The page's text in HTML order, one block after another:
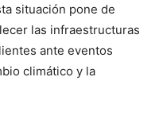
situación pone de
las infraestructuras
ante eventos
climático y la